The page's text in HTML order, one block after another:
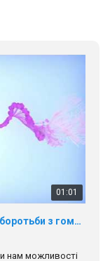
01:01
17 травня IDAHO. Міжнародний день боротьби з гомофобією трансфобією і біфобія.
нам можливості